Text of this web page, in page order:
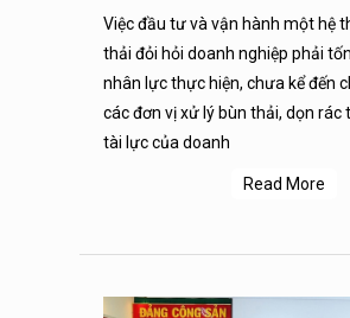
Việc đầu tư và vận hành một hệ
thải đỏi hỏi doanh nghiệp phải
nhân lực thực hiện, chưa kể đến
các đơn vị xử lý bùn thải, dọn rác
tài lực của doanh
Read More